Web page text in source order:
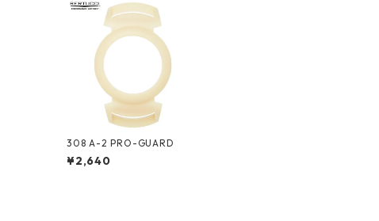
308 A-2 PRO-GUARD
¥2,640